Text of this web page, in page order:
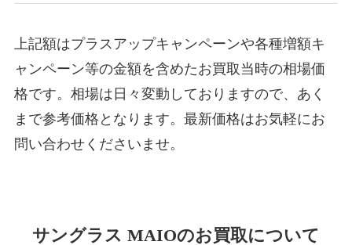
上記額はプラスアップキャンペーンや各種増額キ
ャンペーン等の金額を含めたお買取当時の相場価
格です。相場は日々変動しておりますので、あく
まで参考価格となります。最新価格はお気軽にお
問い合わせくださいませ。
サングラス MAIOのお買取について